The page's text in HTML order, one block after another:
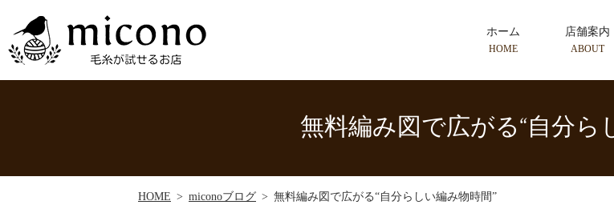
ホーム
HOME
店舗案内
ABOUT
無料編み図で広がる“自分ら
HOME miconoブログ 無料編み図で広がる“自分らしい編み物時間”